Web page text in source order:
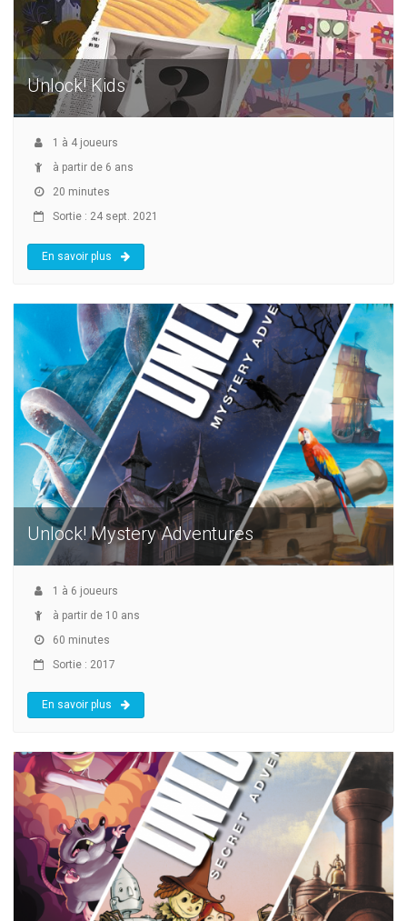
Unlock! Kids
1 à 4 joueurs
à partir de 6 ans
20 minutes
Sortie : 24 sept. 2021
En savoir plus
Unlock! Mystery Adventures
1 à 6 joueurs
à partir de 10 ans
60 minutes
Sortie : 2017
En savoir plus